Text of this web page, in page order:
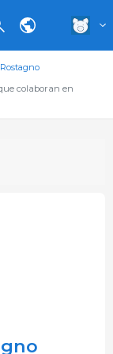
colaboran en